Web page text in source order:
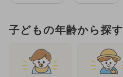
子どもの年齢から探す